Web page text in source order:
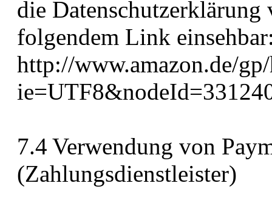
die
folgendem Link
http://www.amazon.de/
7.4 Verwendung von
(Zahlungsdienstleister)